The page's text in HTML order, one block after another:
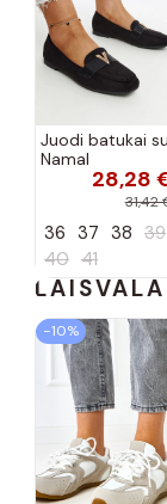
Juodi batukai su
Namal
dekoracija28,28
31,42
36 37 38 39
40 41
−10%